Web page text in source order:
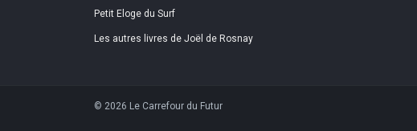
Petit Eloge du Surf
Les autres livres de Joël de Rosnay
© 2026 Le Carrefour du Futur